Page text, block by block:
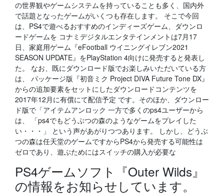
の世界観やゲームシステムを持っていることも多く、国内外
で話題となったゲームがいくつも存在します。 そこで今回
は、PS4で遊べるおすすめのインディーズゲーム、ダウンロ
ードゲームを コナミデジタルエンタテインメントは7月17
日、家庭用ゲーム『eFootball ウイニングイレブン2021
SEASON UPDATE』をPlayStation 4向けに発売すると発表し
た。 なお、既にダウンロード版でお楽しみいただいている方
は、 パッケージ版『初音ミク Project DIVA Future Tone DX』
からの追加要素をセットにしたダウンロードコンテンツを
2017年12月に有償にて配信予定 です。そのほか、ダウンロー
ド版で「アイテムアンロック 一方で多くのps4ユーザーから
は、 「ps4でもどうぶつの森のようなゲームをプレイした
い・・・」 という声があがりつつあります。 しかし、どうぶ
つの森は任天堂のゲームですからPS4から発売する可能性は
ゼロであり、遊ぶためにはスイッチの購入が必要な
PS4ゲームソフト『Outer Wilds』
の情報をお知らせしています。